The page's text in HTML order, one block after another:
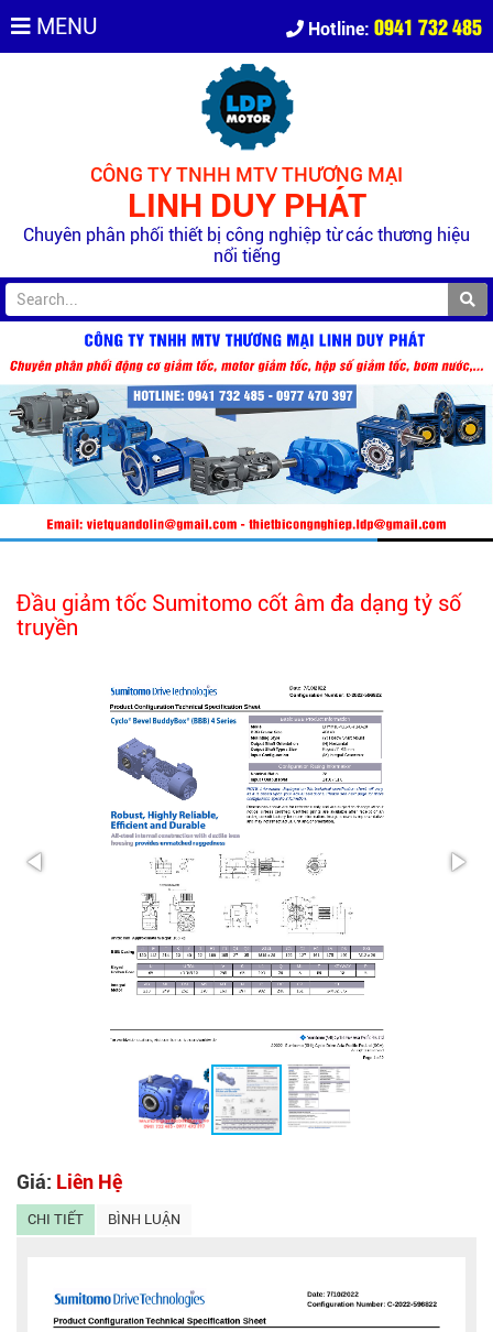
MENU Hotline: 0941 732 485
CÔNG TY TNHH MTV THƯƠNG MẠI
LINH DUY PHÁT
Chuyên phân phối thiết bị công nghiệp từ các thương hiệu
nổi tiếng
Đầu giảm tốc Sumitomo cốt âm đa dạng tỷ số
truyền
Giá: Liên Hệ
CHI TIẾT BÌNH LUẬN